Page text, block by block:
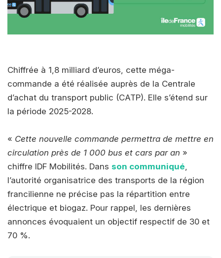
Chiffrée à 1,8 milliard d’euros, cette méga-
commande a été réalisée auprès de la Centrale
d’achat du transport public (CATP). Elle s’étend sur
la période 2025-2028.
« Cette nouvelle commande permettra de mettre en
circulation près de 1 000 bus et cars par an »
chiffre IDF Mobilités. Dans son communiqué
l’autorité organisatrice des transports de la région
francilienne ne précise pas la répartition entre
électrique et biogaz. Pour rappel, les dernières
annonces évoquaient un objectif respectif de 30 et
70 %.